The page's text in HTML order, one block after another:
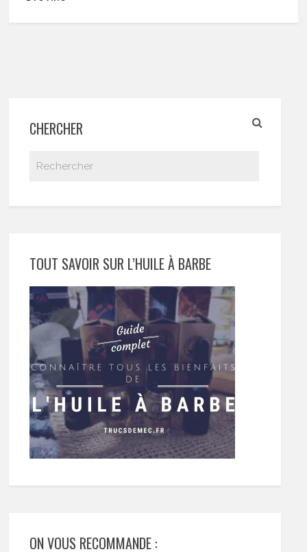
CHERCHER
TOUT SAVOIR SUR L’HUILE À BARBE
ON VOUS RECOMMANDE :